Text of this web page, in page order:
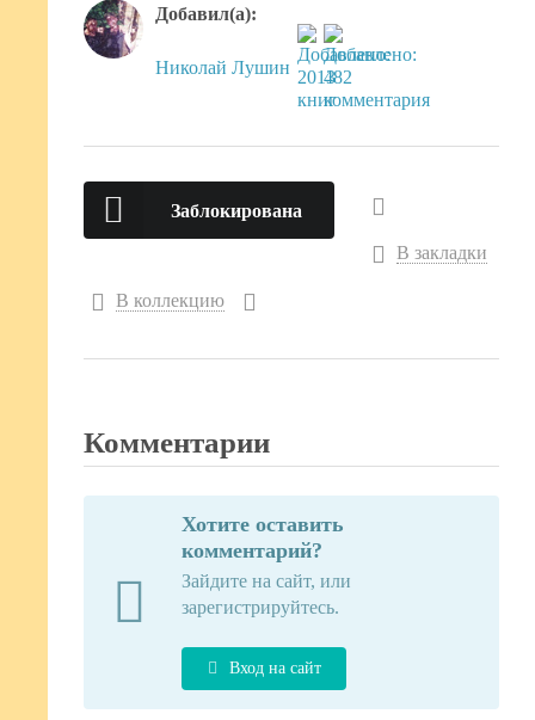
Добавил(а):
Николай Лушин
Заблокирована
В закладки
В коллекцию
Комментарии
Хотите оставить
комментарий?
Зайдите на сайт, или
зарегистрируйтесь.
Вход на сайт